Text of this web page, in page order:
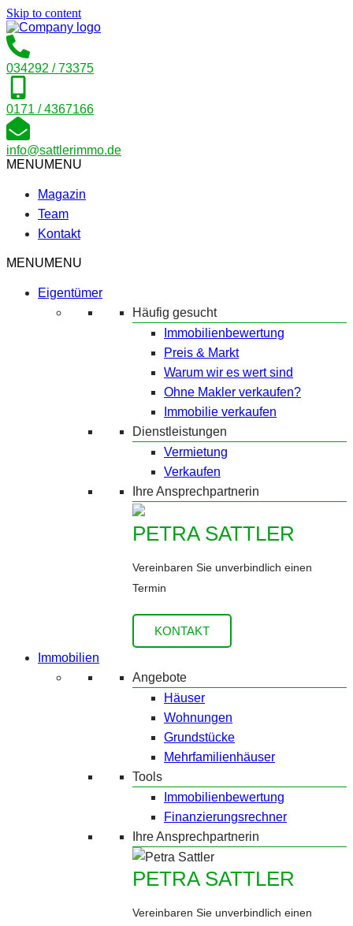
Skip to content
034292 / 73375
0171 / 4367166
info@sattlerimmo.de
MENUMENU
Magazin
Team
Kontakt
MENUMENU
Eigentümer
Häufig gesucht
Immobilienbewertung
Preis & Markt
Warum wir es wert sind
Ohne Makler verkaufen?
Immobilie verkaufen
Dienstleistungen
Vermietung
Verkaufen
Ihre Ansprechpartnerin
PETRA SATTLER
Vereinbaren Sie unverbindlich einen
Termin
KONTAKT
Immobilien
Angebote
Häuser
Wohnungen
Grundstücke
Mehrfamilienhäuser
Tools
Immobilienbewertung
Finanzierungsrechner
Ihre Ansprechpartnerin
PETRA SATTLER
Vereinbaren Sie unverbindlich einen